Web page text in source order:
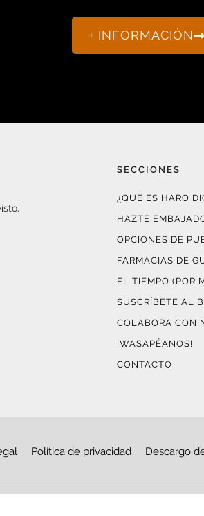
+ INFORMACIÓN
SECCIONES
¿QUÉ ES HARO
HAZTE
OPCIONES DE
FARMACIAS DE
EL TIEMPO (POR
SUSCRÍBETE AL
COLABORA CON
¡WASAPÉANOS!
CONTACTO
Política de privacidad Descargo